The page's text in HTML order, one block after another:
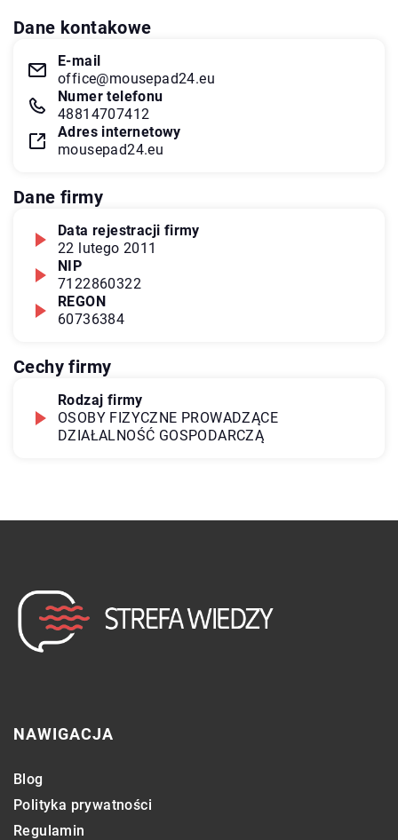
Dane kontakowe
E-mail
office@mousepad24.eu
Numer telefonu
48814707412
Adres internetowy
mousepad24.eu
Dane firmy
Data rejestracji firmy
22 lutego 2011
NIP
7122860322
REGON
60736384
Cechy firmy
Rodzaj firmy
OSOBY FIZYCZNE PROWADZĄCE
DZIAŁALNOŚĆ GOSPODARCZĄ
NAWIGACJA
Blog
Polityka prywatności
Regulamin